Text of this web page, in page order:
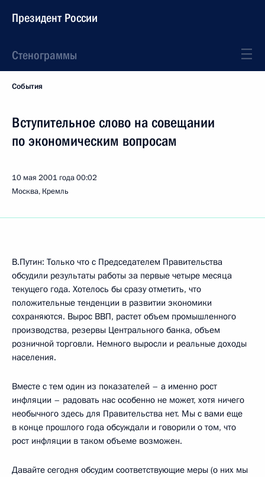
Президент России
Стенограммы
События
Вступительное слово на совещании
по экономическим вопросам
10 мая 2001 года00:02
Москва, Кремль
В.Путин: Только что с Председателем Правительства
обсудили результаты работы за первые четыре месяца
текущего года. Хотелось бы сразу отметить, что
положительные тенденции в развитии экономики
сохраняются. Вырос ВВП, растет объем промышленного
производства, резервы Центрального банка, объем
розничной торговли. Немного выросли и реальные доходы
населения.
Вместе с тем один из показателей – а именно рост
инфляции – радовать нас особенно не может, хотя ничего
необычного здесь для Правительства нет. Мы с вами еще
в конце прошлого года обсуждали и говорили о том, что
рост инфляции в таком объеме возможен.
Давайте сегодня обсудим соответствующие меры (о них мы